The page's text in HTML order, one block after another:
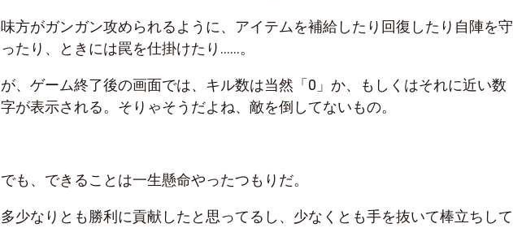
味方がガンガン攻められるように、アイテムを補給したり回復したり自陣を守
ったり、ときには罠を仕掛けたり……。
が、ゲーム終了後の画面では、キル数は当然「0」か、もしくはそれに近い数
字が表示される。そりゃそうだよね、敵を倒してないもの。
でも、できることは一生懸命やったつもりだ。
多少なりとも勝利に貢献したと思ってるし、少なくとも手を抜いて棒立ちして